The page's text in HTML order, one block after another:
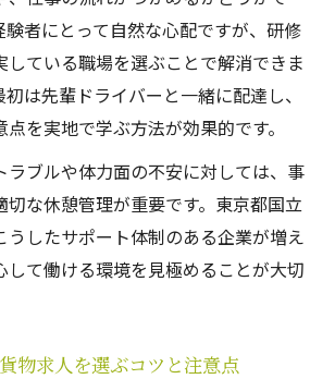
験者にとって自然な心配ですが、研修
している職場を選ぶことで解消できま
は先輩ドライバーと一緒に配達し、
を実地で学ぶ方法が効果的です。
ラブルや体力面の不安に対しては、事
切な休憩管理が重要です。東京都国立
うしたサポート体制のある企業が増え
して働ける環境を見極めることが大切
物求人を選ぶコツと注意点